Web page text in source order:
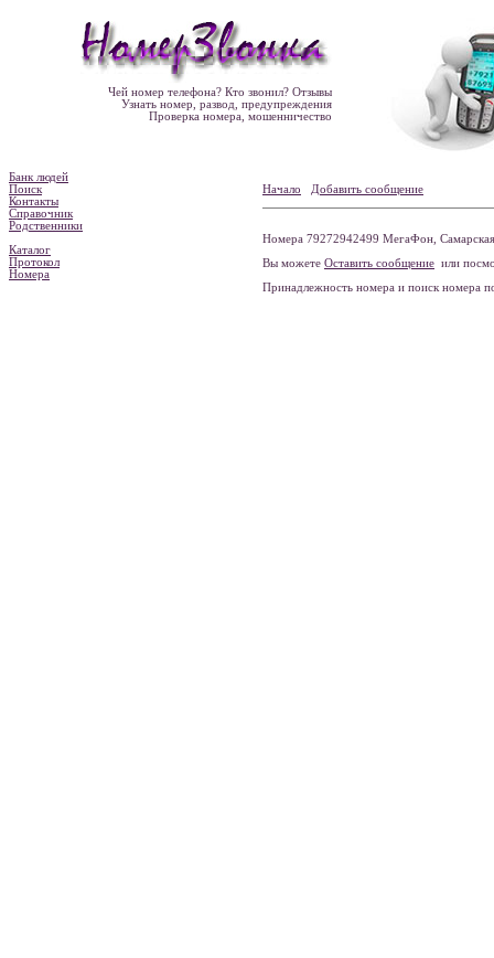
Чей номер телефона? Кто звонил? Отзывы
Узнать номер, развод, предупреждения
Проверка номера, мошенничество
Банк людей
Поиск
Контакты
Справочник
Родственники
Каталог
Протокол
Номера
Начало Добавить сообщение
Номера 79272942499 МегаФон, Самарская
Вы можете Оставить сообщение или
Принадлежность номера и поиск номера